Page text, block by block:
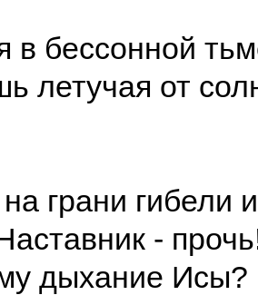
в бессонной
летучая от
грани гибели
-
дыхание Исы?